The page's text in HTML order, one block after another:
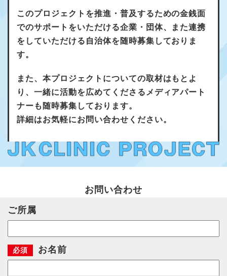
このプロジェクトを推進・普及するための金銭面
でのサポートをいただける企業・団体、また連携
をしていただける自治体を随時募集しておりま
す。
また、本プロジェクトについての取材はもとよ
り、一緒に活動を広めてくださるメディアパート
ナーも随時募集しております。
詳細はお気軽にお問い合わせください。
お問い合わせ
ご所属
お名前